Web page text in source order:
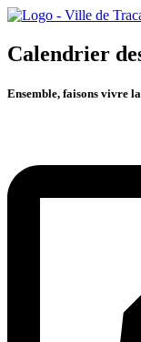
Calendrier
Ensemble, faisons vivre